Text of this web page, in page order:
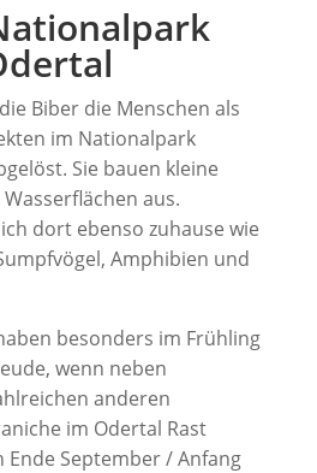
Biber die Menschen als
im Nationalpark
Sie bauen kleine
aus.
dort ebenso zuhause wie
Amphibien und
besonders im Frühling
wenn neben
anderen
im Odertal Rast
Ende September / Anfang